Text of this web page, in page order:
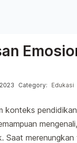
Posted in
Category: Edukasi
konteks
Saat